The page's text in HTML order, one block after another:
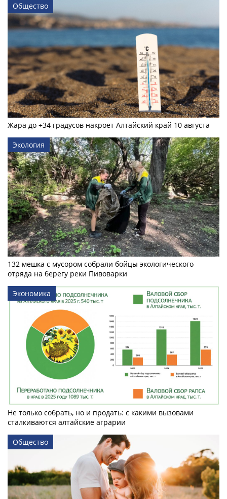
Общество
Жара до +34 градусов накроет Алтайский край 10 августа
Экология
132 мешка с мусором собрали бойцы экологического
отряда на берегу реки Пивоварки
Экономика
Не только собрать, но и продать: с какими вызовами
сталкиваются алтайские аграрии
Общество